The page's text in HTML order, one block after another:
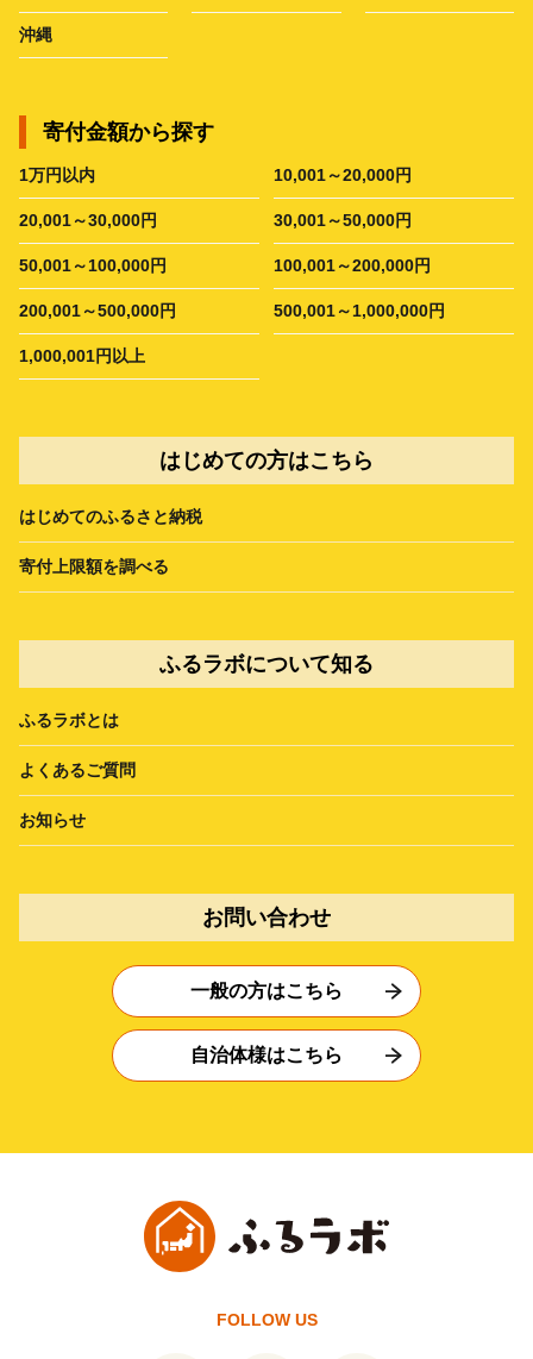
沖縄
寄付金額から探す
1万円以内 10,001～20,000円
20,001～30,000円 30,001～50,000円
50,001～100,000円 100,001～200,000円
200,001～500,000円 500,001～1,000,000円
1,000,001円以上
はじめての方はこちら
はじめてのふるさと納税
寄付上限額を調べる
ふるラボについて知る
ふるラボとは
よくあるご質問
お知らせ
お問い合わせ
一般の方はこちら
自治体様はこちら
FOLLOW US